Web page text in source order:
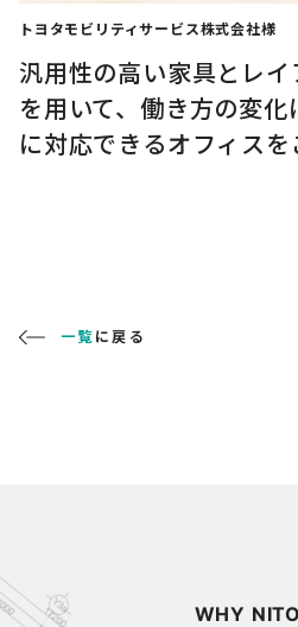
トヨタモビリティサービス株式会社様
汎用性の高い家具とレイ
を用いて、働き方の変化
に対応できるオフィスを
一覧 に戻る
WHY